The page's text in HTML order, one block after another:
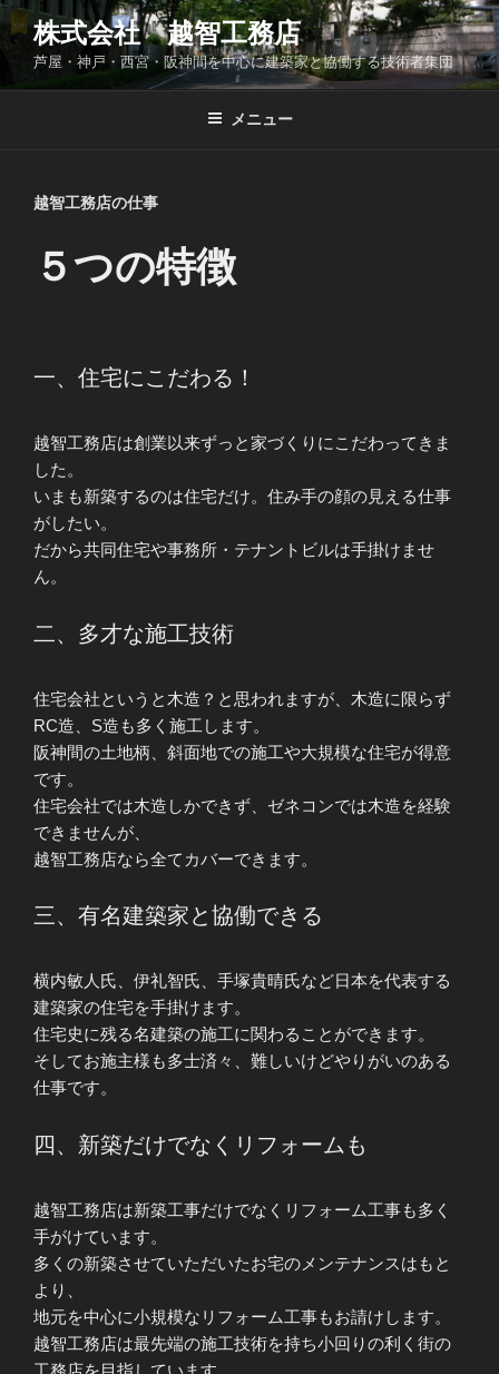
コ
ン
ン
株式会社 越智工務店
芦屋・神戸・西宮・阪神間を中心に建築家と協働する技術者集団
メニュー
越智工務店の仕事
５つの特徴
一、住宅にこだわる！
越智工務店は創業以来ずっと家づくりにこだわってきま
した。
いまも新築するのは住宅だけ。住み手の顔の見える仕事
がしたい。
だから共同住宅や事務所・テナントビルは手掛けませ
ん。
二、多才な施工技術
住宅会社というと木造？と思われますが、木造に限らず
RC造、S造も多く施工します。
阪神間の土地柄、斜面地での施工や大規模な住宅が得意
です。
住宅会社では木造しかできず、ゼネコンでは木造を経験
できませんが、
越智工務店なら全てカバーできます。
三、有名建築家と協働できる
横内敏人氏、伊礼智氏、手塚貴晴氏など日本を代表する
建築家の住宅を手掛けます。
住宅史に残る名建築の施工に関わることができます。
そしてお施主様も多士済々、難しいけどやりがいのある
仕事です。
四、新築だけでなくリフォームも
越智工務店は新築工事だけでなくリフォーム工事も多く
手がけています。
多くの新築させていただいたお宅のメンテナンスはもと
より、
地元を中心に小規模なリフォーム工事もお請けします。
越智工務店は最先端の施工技術を持ち小回りの利く街の
工務店を目指しています。